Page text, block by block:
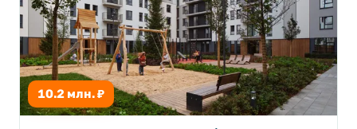
10.2 млн. ₽